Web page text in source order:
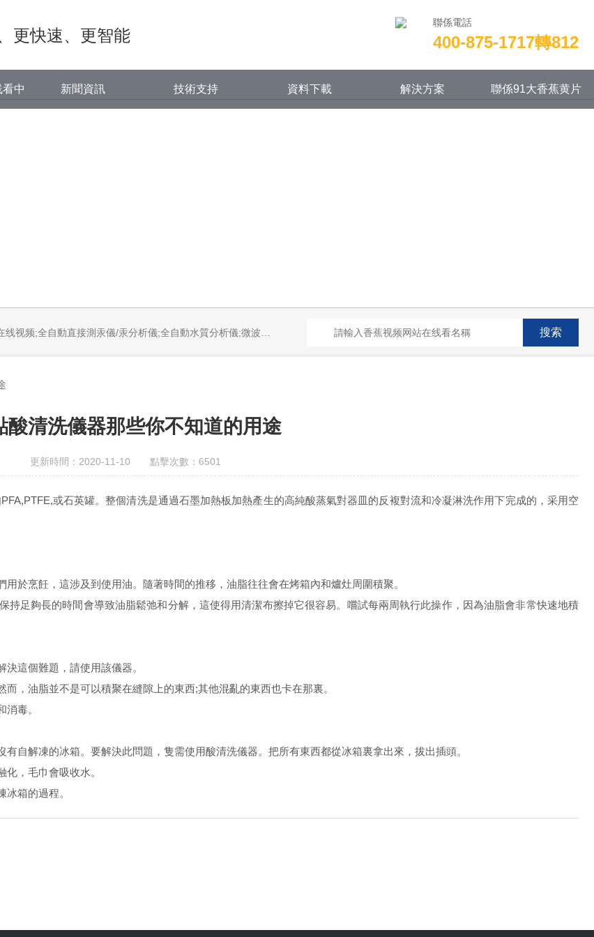
视频,香蕉视频网站在线看
更快速、更智能
聯係電話
400-875-1717轉812
中 新聞資訊 技術支持 資料下載 解決方案 聯係91大香蕉黄片
卻器;電熱消解儀;微控數顯電熱板;光波加熱儀;磁力攪拌器;分析儀器;精品香蕉视频設備;樣品前處理儀器;精品香蕉视频信息管理係統（LIMS;超淨精品香蕉视频設計與工程;通風櫃;化學安全櫃;AAICPICP-MSUV-VISHPLC耗材和配件
酸清洗儀器那些你不知道的用途
更新時間：2020-11-10 點擊次數：6501
或石英罐。整個清洗是通過石墨加熱板加熱產生的高純酸蒸氣對器皿的反複對流和冷凝淋洗作用下完成的，采用空
烹飪，這涉及到使用油。隨著時間的推移，油脂往往會在烤箱內和爐灶周圍積聚。
足夠長的時間會導致油脂鬆弛和分解，這使得用清潔布擦掉它很容易。嚐試每兩周執行此操作，因為油脂會非常快速地積
這個難題，請使用該儀器。
油脂並不是可以積聚在縫隙上的東西;其他混亂的東西也卡在那裏。
毒。
解凍的冰箱。要解決此問題，隻需使用酸清洗儀器。把所有東西都從冰箱裏拿出來，拔出插頭。
，毛巾會吸收水。
箱的過程。